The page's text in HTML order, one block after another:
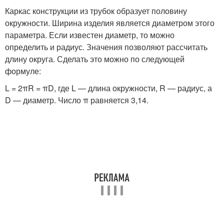
Каркас конструкции из трубок образует половину
окружности. Ширина изделия является диаметром этого
параметра. Если известен диаметр, то можно
определить и радиус. Значения позволяют рассчитать
длину округа. Сделать это можно по следующей
формуле:
L = 2πR = πD, где L — длина окружности, R — радиус, а
D — диаметр. Число π равняется 3,14.